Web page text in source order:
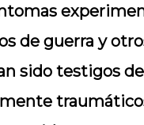
de guerra y
sido testigos